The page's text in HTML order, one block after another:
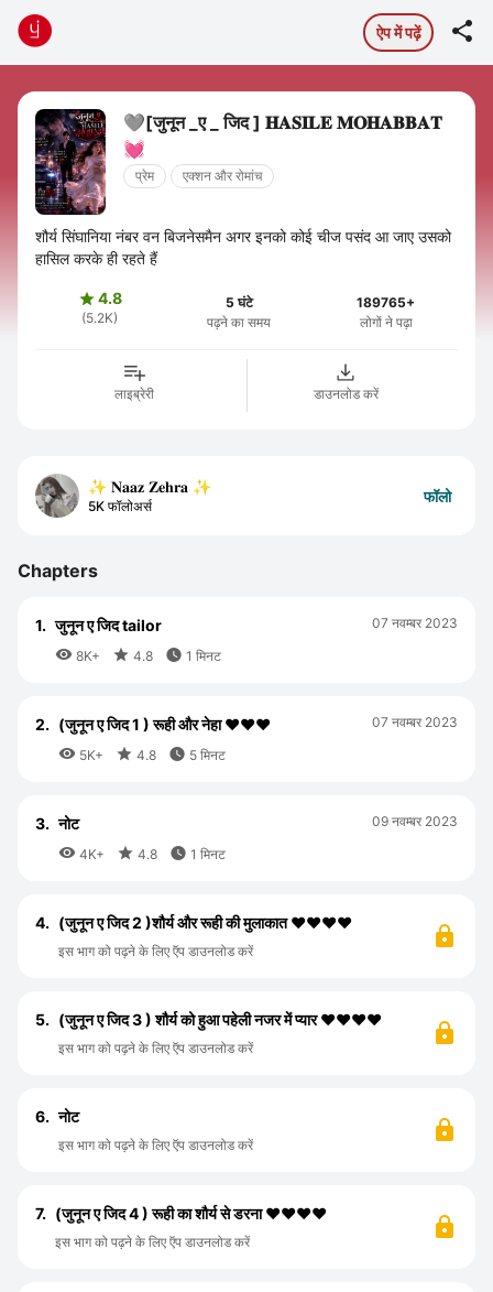
ऐप में पढ़ें 
🩶[जुनून _ए _ जिद ] 𝐇𝐀𝐒𝐈𝐋𝐄 𝐌𝐎𝐇𝐀𝐁𝐁𝐀𝐓
💓
प्रेम एक्शन और रोमांच
शौर्य सिंघानिया नंबर वन बिजनेसमैन अगर इनको कोई चीज पसंद आ जाए उसको
हासिल करके ही रहते हैं
4.8
(5.2K)
5 घंटे
पढ़ने का समय
189765+
लोगों ने पढ़ा
लाइब्रेरी डाउनलोड करें
✨ 𝐍𝐚𝐚𝐳 𝐙𝐞𝐡𝐫𝐚 ✨
5K फॉलोअर्स
फॉलो
Chapters
1. जुनून ए जिद tailor
 8K+  4.8  1 मिनट
07 नवम्बर 2023
2. (जुनून ए जिद 1 ) रूही और नेहा ❤️❤️❤️
 5K+  4.8  5 मिनट
07 नवम्बर 2023
3. नोट
 4K+  4.8  1 मिनट
09 नवम्बर 2023
4. (जुनून ए जिद 2 )शौर्य और रूही की मुलाकात ❤️❤️❤️❤️
इस भाग को पढ़ने के लिए ऍप डाउनलोड करें
5. (जुनून ए जिद 3 ) शौर्य को हुआ पहेली नजर में प्यार ❤️❤️❤️❤️
इस भाग को पढ़ने के लिए ऍप डाउनलोड करें
6. नोट
इस भाग को पढ़ने के लिए ऍप डाउनलोड करें
7. (जुनून ए जिद 4 ) रूही का शौर्य से डरना ❤️❤️❤️❤️
इस भाग को पढ़ने के लिए ऍप डाउनलोड करें